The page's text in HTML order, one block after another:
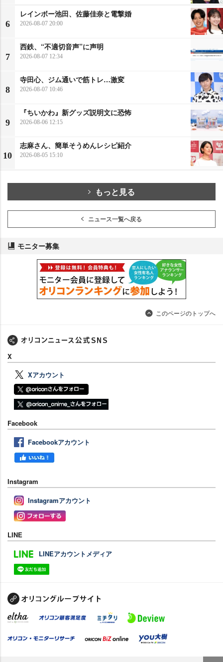
6
レインボー池田、佐藤佳奈と電撃婚
2026-08-07 20:00
7
西鉄、“不適切音声”に声明
2026-08-07 12:34
8
寺田心、ジム通いで筋トレ…激変
2026-08-07 10:46
9
『ちいかわ』新グッズ説明文に恐怖
2026-08-06 12:15
10
志麻さん、簡単そうめんレシピ紹介
2026-08-05 15:10
もっと見る
ニュース一覧へ戻る
モニター募集
このページのトップへ
X
Xアカウント
Facebook
Facebookアカウント
Instagram
Instagramアカウント
LINE
LINEアカウントメディア